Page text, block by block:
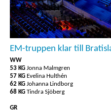
EM-truppen klar till
WW
53 KG Jonna Malmgren
57 KG Evelina Hulthén
62 KG Johanna Lindborg
68 KG Tindra Sjöberg
GR